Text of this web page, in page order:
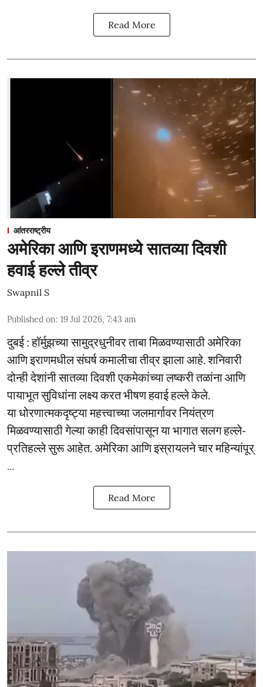
Read More
आंतरराष्ट्रीय
अमेरिका आणि इराणमध्ये सातव्या दिवशी
हवाई हल्ले तीव्र
Swapnil S
Published on: 19 Jul 2026, 7:43 am
दुबई : हॉर्मुझच्या सामुद्रधुनीवर ताबा मिळवण्यासाठी अमेरिका
आणि इराणमधील संघर्ष कमालीचा तीव्र झाला आहे. शनिवारी
दोन्ही देशांनी सातव्या दिवशी एकमेकांच्या लष्करी तळांना आणि
पायाभूत सुविधांना लक्ष्य करत भीषण हवाई हल्ले केले.
या धोरणात्मकदृष्ट्या महत्त्वाच्या जलमार्गावर नियंत्रण
मिळवण्यासाठी गेल्या काही दिवसांपासून या भागात सलग हल्ले-
प्रतिहल्ले सुरू आहेत. अमेरिका आणि इस्रायलने चार महिन्यांपूर्
...
Read More